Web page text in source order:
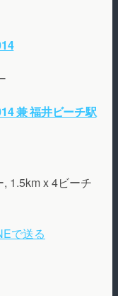
兼 福井ビーチ駅
1.5km x 4ビーチ